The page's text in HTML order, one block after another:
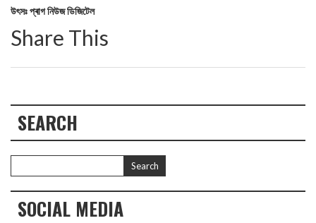
উৎসঃ প্ৰাগ নিউজ ডিজিটেল
Share This
SEARCH
SOCIAL MEDIA